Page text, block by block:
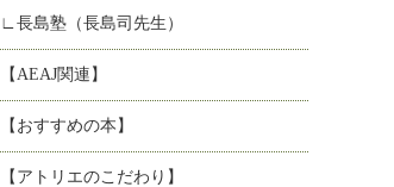
∟長島塾（長島司先生）
【AEAJ関連】
【おすすめの本】
【アトリエのこだわり】